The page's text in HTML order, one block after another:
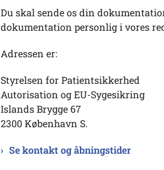
Du skal sende os din
dokumentation personlig i vores
Adressen er:
Styrelsen for Patientsikkerhed
Autorisation og EU-Sygesikring
Islands Brygge 67
2300 København S.
Se kontakt og åbningstider